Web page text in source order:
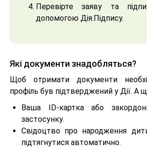
Перевірте заяву та
допомогою Дія.Підпису.
Які документи знадобляться?
Щоб отримати документи
профіль був підтверджений у Дії. А
Ваша ID-картка або
застосунку.
Свідоцтво про народження
підтягнутися автоматично.